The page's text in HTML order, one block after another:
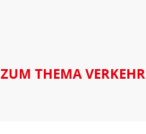
ZUM THEMA VERKEHR